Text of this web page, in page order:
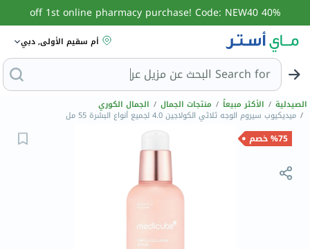
40% off 1st online pharmacy purchase! Code: NEW40
أم سقيم الأولى, دبي
Search for البحث عن مز
الصيدلية / الأكثر مبيعاً / منتجات الجمال / الجمال الكوري
/ ميديكيوب سيروم الوجه ثلاثي الكولاجين 4.0 لجميع أنواع البشرة 55 مل
%75 خصم